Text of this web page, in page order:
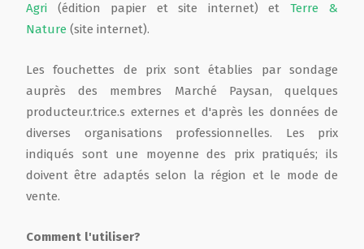
Agri (édition papier et site internet) et Terre &
Nature (site internet).
Les fouchettes de prix sont établies par sondage
auprès des membres Marché Paysan, quelques
producteur.trice.s externes et d'après les données de
diverses organisations professionnelles. Les prix
indiqués sont une moyenne des prix pratiqués; ils
doivent être adaptés selon la région et le mode de
vente.
Comment l'utiliser?
Partenaires